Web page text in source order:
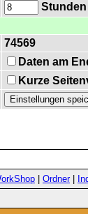
Stunden
74569
Daten am
Kurze
Ordner|